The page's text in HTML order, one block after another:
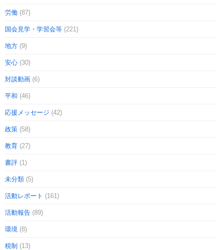
労働 (87)
国会見学・学習会等 (221)
地方 (9)
安心 (30)
対談動画 (6)
平和 (46)
応援メッセージ (42)
政策 (58)
教育 (27)
書評 (1)
未分類 (5)
活動レポート (161)
活動報告 (89)
環境 (8)
税制 (13)